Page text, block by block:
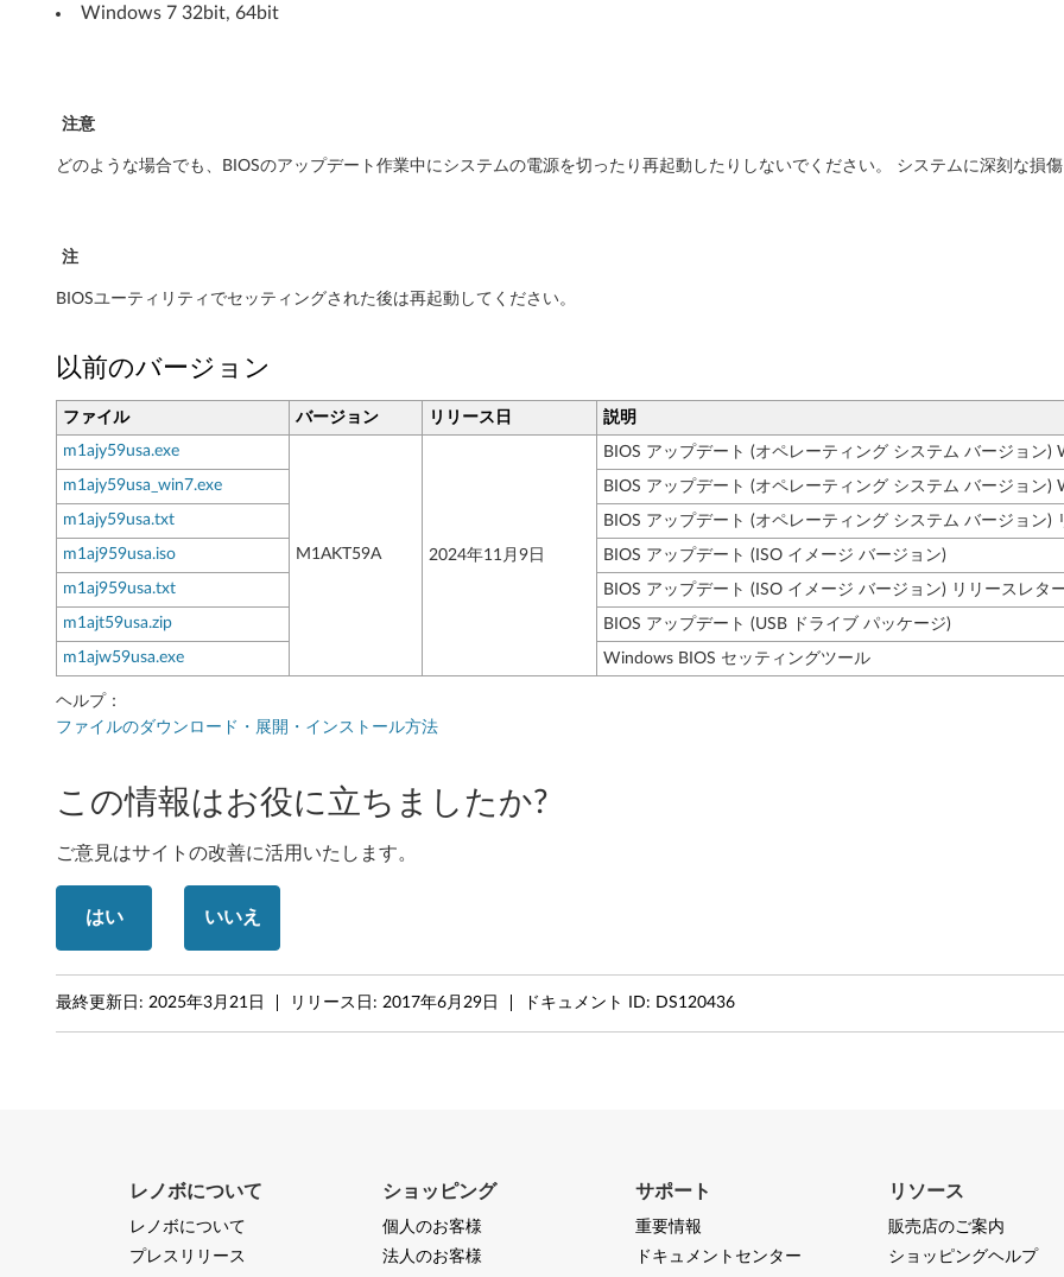
h
n
k
t
a
t
i
o
n
P
3
2
0
T
n
y
Windows 7 32bit, 64bit
注意
どのような場合でも、BIOSのアップデート作業中にシステムの電源を切ったり再起動したりしないでください。 システムに深刻な損傷
注
BIOSユーティリティでセッティングされた後は再起動してください。
以前のバージョン
ファイル バージョン リリース日
説明
m1ajy59usa.exe
M1AKT59A 2024年11月9日
BIOS アップデート (オペレーティング システム バージョン)
m1ajy59usa_win7.exe
BIOS アップデート (オペレーティング システム バージョン
m1ajy59usa.txt
BIOS アップデート (オペレーティング システム バージョン)
m1aj959usa.iso
BIOS アップデート (ISO イメージ バージョン)
m1aj959usa.txt
BIOS アップデート (ISO イメージ バージョン) リリースレタ
m1ajt59usa.zip
BIOS アップデート (USB ドライブ パッケージ)
m1ajw59usa.exe
Windows BIOS セッティングツール
ヘルプ：
ファイルのダウンロード・展開・インストール方法
この情報はお役に立ちましたか?
ご意見はサイトの改善に活用いたします。
はい いいえ
最終更新日: 2025年3月21日 リリース日: 2017年6月29日 ドキュメント ID: DS120436
レノボについて
レノボについて
プレスリリース
ショッピング
個人のお客様
法人のお客様
サポート
重要情報
ドキュメントセンター
リソース
販売店のご案内
ショッピングヘルプ